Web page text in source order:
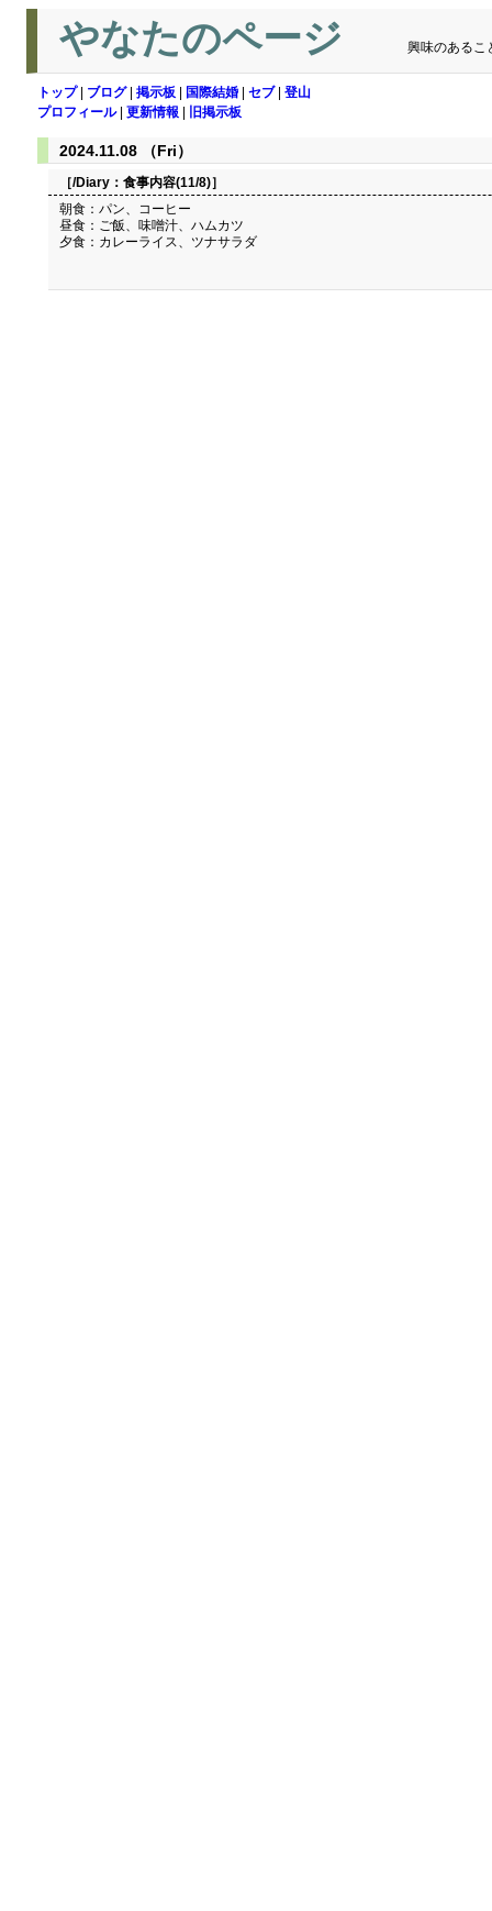
やなたのページ 興味のあるこ
トップ| ブログ| 掲示板 国際結婚 セブ| 登山
プロフィール| 更新情報 旧掲示板
2024.11.08 （Fri）
［/Diary： 食事内容(11/8)］
朝食：パン、コーヒー
昼食：ご飯、味噌汁、ハムカツ
夕食：カレーライス、ツナサラダ